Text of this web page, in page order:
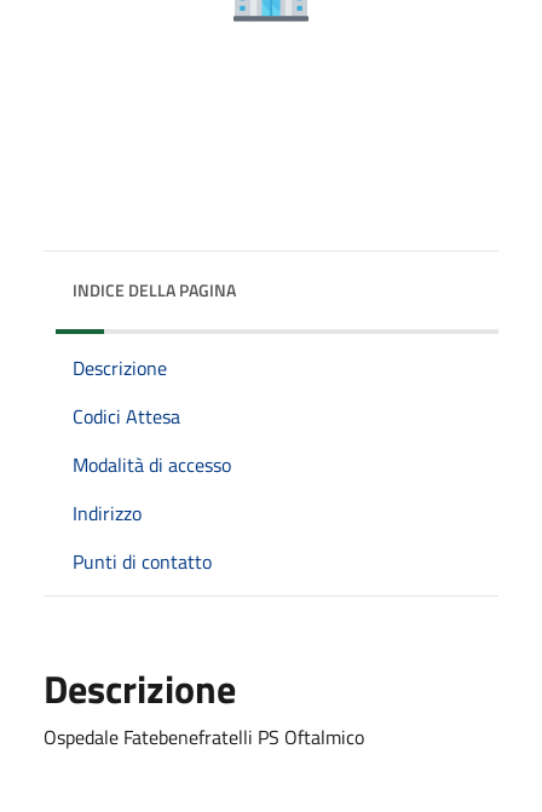
INDICE DELLA PAGINA
Descrizione
Codici Attesa
Modalità di accesso
Indirizzo
Punti di contatto
Descrizione
Ospedale Fatebenefratelli PS Oftalmico